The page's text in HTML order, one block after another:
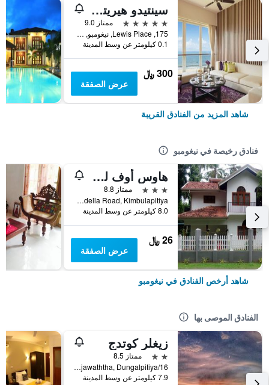
سينتيدو هيريتانس نيغومبو
5 نجوم
ممتاز 9.0
175, Lewis Place, نيغومبو, سريلانكا
0.1 كيلومتر عن وسط المدينة
300 ﷼
عرض الصفقة
شاهد المزيد من الفنادق القريبة
فنادق رخيصة في نيغومبو
هاوس أوف لو ميدريدين
3 نجوم
ممتاز 8.8
No. 89/C/2, Iddagodella Road, Kimbulapitiya, نيغومبو, سريلانكا
8.0 كيلومتر عن وسط المدينة
26 ﷼
عرض الصفقة
شاهد أرخص الفنادق في نيغومبو
الفنادق الموصى بها
زيغلر كوتدج
2 نجمتين
ممتاز 8.5
16/B, Pamunugama Road, Rajawaththa, Dungalpitiya, نيغومبو, سريلانكا
7.9 كيلومتر عن وسط المدينة